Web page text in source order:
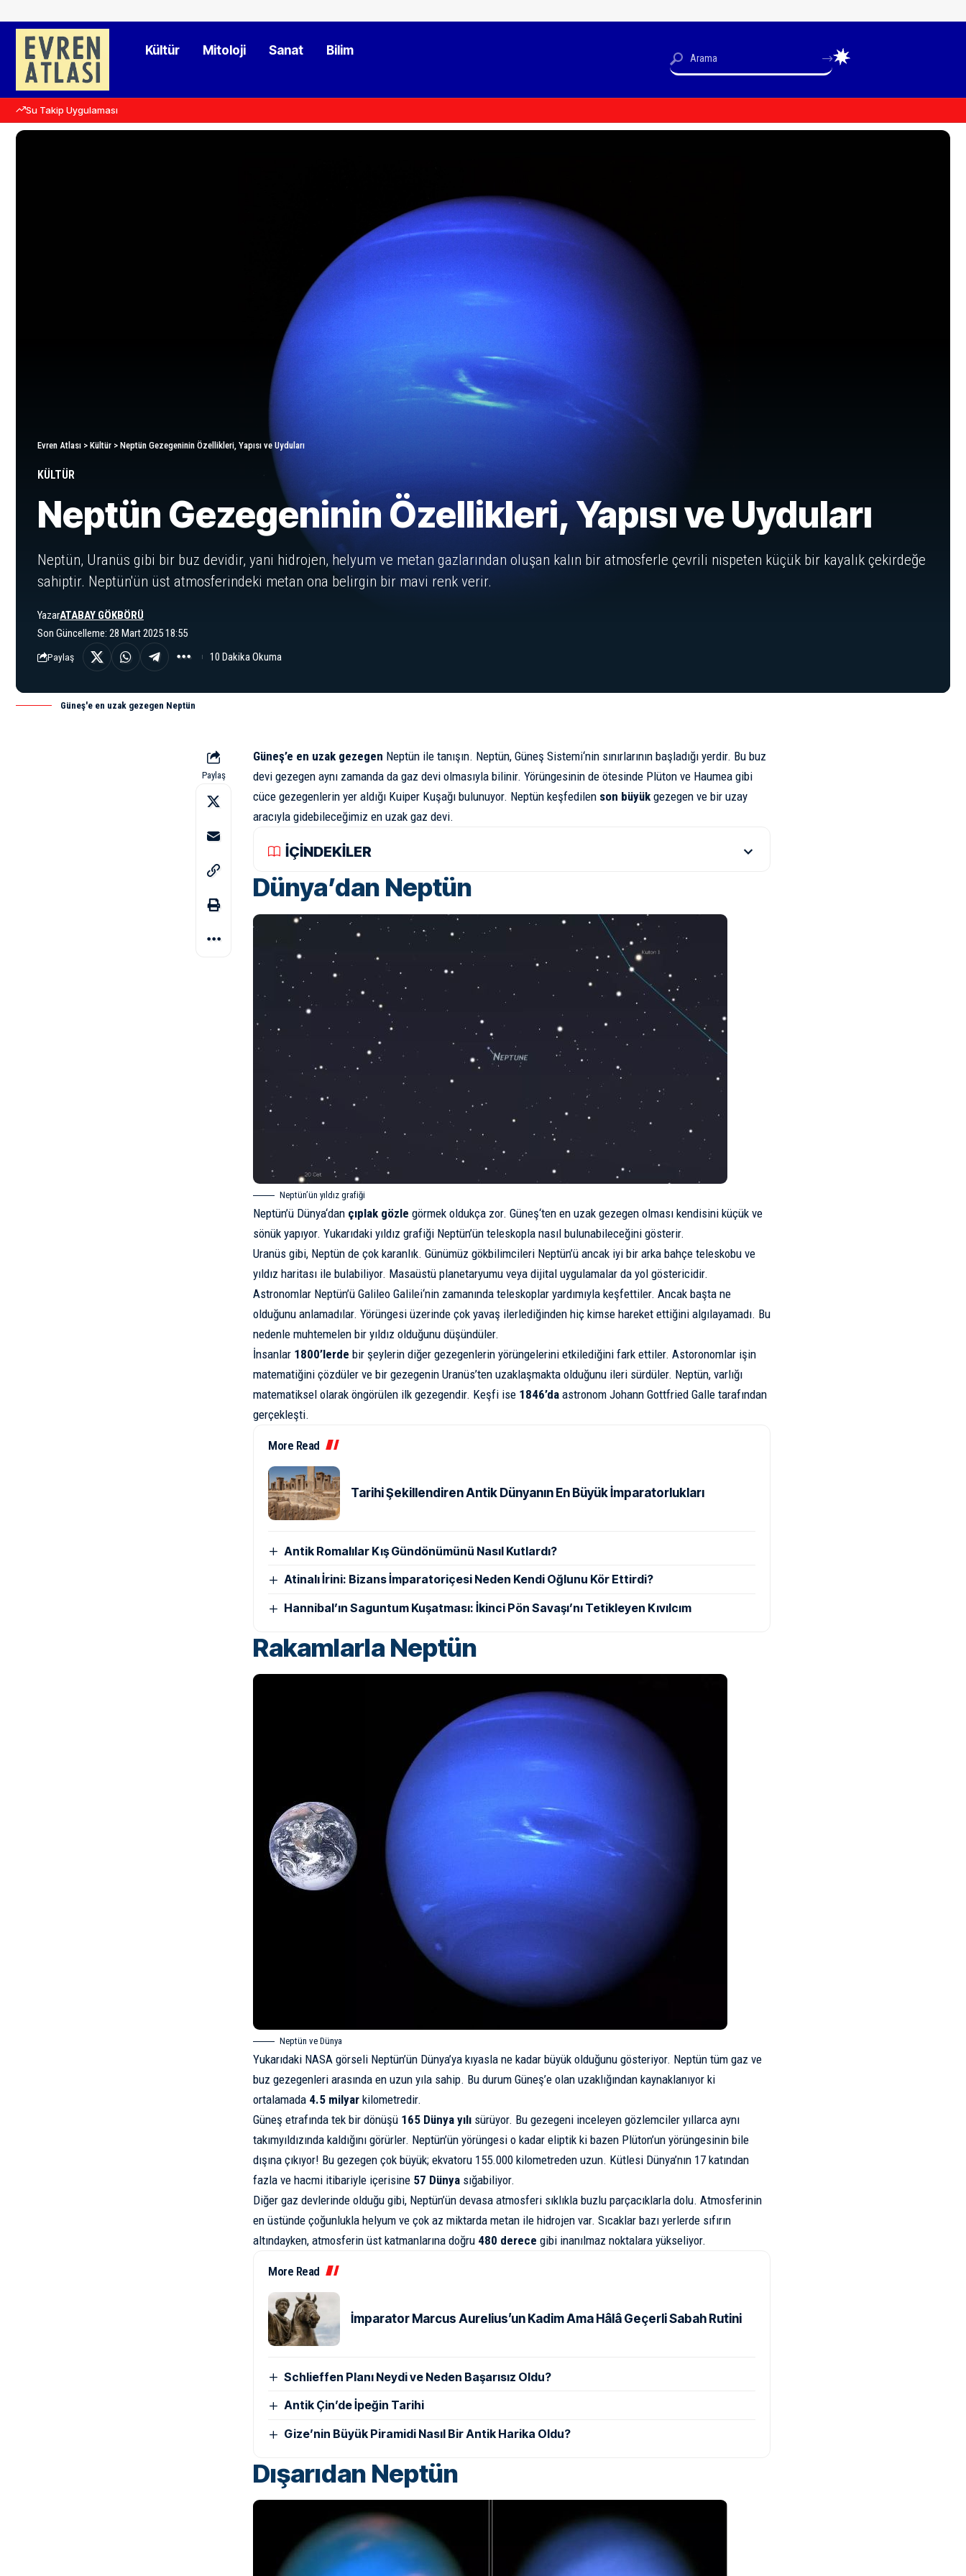
Kültür Mitoloji Sanat Bilim
Su Takip Uygulaması
Evren Atlası > Kültür > Neptün Gezegeninin Özellikleri, Yapısı ve Uyduları
KÜLTÜR
Neptün Gezegeninin Özellikleri, Yapısı ve Uyduları
Neptün, Uranüs gibi bir buz devidir, yani hidrojen, helyum ve metan gazlarından oluşan kalın bir atmosferle çevrili nispeten küçük bir kayalık çekirdeğe
sahiptir. Neptün'ün üst atmosferindeki metan ona belirgin bir mavi renk verir.
Son Güncelleme: 28 Mart 2025 18:55
YazarATABAY GÖKBÖRÜ
Paylaş 10 Dakika Okuma
Güneş'e en uzak gezegen Neptün
Paylaş
Güneş’e en uzak gezegen Neptün ile tanışın. Neptün, Güneş Sistemi‘nin sınırlarının başladığı yerdir. Bu buz
devi gezegen aynı zamanda da gaz devi olmasıyla bilinir. Yörüngesinin de ötesinde Plüton ve Haumea gibi
cüce gezegenlerin yer aldığı Kuiper Kuşağı bulunuyor. Neptün keşfedilen son büyük gezegen ve bir uzay
aracıyla gidebileceğimiz en uzak gaz devi.
İÇİNDEKİLER
Dünya’dan Neptün
Neptün’ün yıldız grafiği
Neptün’ü Dünya‘dan çıplak gözle görmek oldukça zor. Güneş‘ten en uzak gezegen olması kendisini küçük ve
sönük yapıyor. Yukarıdaki yıldız grafiği Neptün’ün teleskopla nasıl bulunabileceğini gösterir.
Uranüs gibi, Neptün de çok karanlık. Günümüz gökbilimcileri Neptün’ü ancak iyi bir arka bahçe teleskobu ve
yıldız haritası ile bulabiliyor. Masaüstü planetaryumu veya dijital uygulamalar da yol göstericidir.
Astronomlar Neptün’ü Galileo Galilei‘nin zamanında teleskoplar yardımıyla keşfettiler. Ancak başta ne
olduğunu anlamadılar. Yörüngesi üzerinde çok yavaş ilerlediğinden hiç kimse hareket ettiğini algılayamadı. Bu
nedenle muhtemelen bir yıldız olduğunu düşündüler.
İnsanlar 1800’lerde bir şeylerin diğer gezegenlerin yörüngelerini etkilediğini fark ettiler. Astoronomlar işin
matematiğini çözdüler ve bir gezegenin Uranüs’ten uzaklaşmakta olduğunu ileri sürdüler. Neptün, varlığı
matematiksel olarak öngörülen ilk gezegendir. Keşfi ise 1846’da astronom Johann Gottfried Galle tarafından
gerçekleşti.
More Read
Tarihi Şekillendiren Antik Dünyanın En Büyük İmparatorlukları
Antik Romalılar Kış Gündönümünü Nasıl Kutlardı?
Atinalı İrini: Bizans İmparatoriçesi Neden Kendi Oğlunu Kör Ettirdi?
Hannibal’ın Saguntum Kuşatması: İkinci Pön Savaşı’nı Tetikleyen Kıvılcım
Rakamlarla Neptün
Neptün ve Dünya
Yukarıdaki NASA görseli Neptün’ün Dünya’ya kıyasla ne kadar büyük olduğunu gösteriyor. Neptün tüm gaz ve
buz gezegenleri arasında en uzun yıla sahip. Bu durum Güneş’e olan uzaklığından kaynaklanıyor ki
ortalamada 4.5 milyar kilometredir.
Güneş etrafında tek bir dönüşü 165 Dünya yılı sürüyor. Bu gezegeni inceleyen gözlemciler yıllarca aynı
takımyıldızında kaldığını görürler. Neptün’ün yörüngesi o kadar eliptik ki bazen Plüton’un yörüngesinin bile
dışına çıkıyor! Bu gezegen çok büyük; ekvatoru 155.000 kilometreden uzun. Kütlesi Dünya’nın 17 katından
fazla ve hacmi itibariyle içerisine 57 Dünya sığabiliyor.
Diğer gaz devlerinde olduğu gibi, Neptün’ün devasa atmosferi sıklıkla buzlu parçacıklarla dolu. Atmosferinin
en üstünde çoğunlukla helyum ve çok az miktarda metan ile hidrojen var. Sıcaklar bazı yerlerde sıfırın
altındayken, atmosferin üst katmanlarına doğru 480 derece gibi inanılmaz noktalara yükseliyor.
More Read
İmparator Marcus Aurelius’un Kadim Ama Hâlâ Geçerli Sabah Rutini
Schlieffen Planı Neydi ve Neden Başarısız Oldu?
Antik Çin’de İpeğin Tarihi
Gize’nin Büyük Piramidi Nasıl Bir Antik Harika Oldu?
Dışarıdan Neptün